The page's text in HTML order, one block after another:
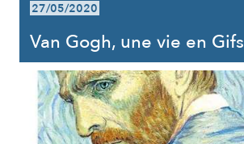
27/05/2020
Van Gogh, une vie en Gifs